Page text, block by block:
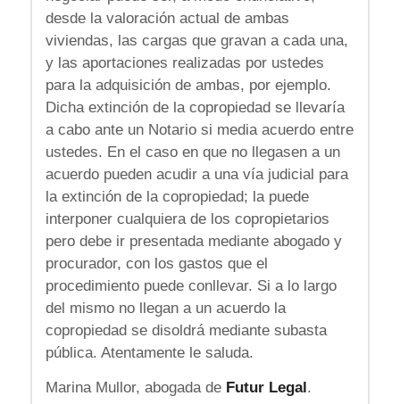
desde la valoración actual de ambas
viviendas, las cargas que gravan a cada una,
y las aportaciones realizadas por ustedes
para la adquisición de ambas, por ejemplo.
Dicha extinción de la copropiedad se llevaría
a cabo ante un Notario si media acuerdo entre
ustedes. En el caso en que no llegasen a un
acuerdo pueden acudir a una vía judicial para
la extinción de la copropiedad; la puede
interponer cualquiera de los copropietarios
pero debe ir presentada mediante abogado y
procurador, con los gastos que el
procedimiento puede conllevar. Si a lo largo
del mismo no llegan a un acuerdo la
copropiedad se disoldrá mediante subasta
pública. Atentamente le saluda.
Marina Mullor, abogada de Futur Legal.